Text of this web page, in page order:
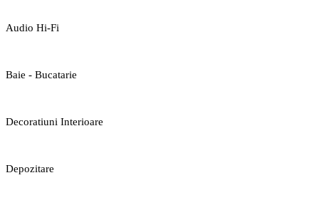
Audio Hi-Fi
Baie - Bucatarie
Decoratiuni Interioare
Depozitare